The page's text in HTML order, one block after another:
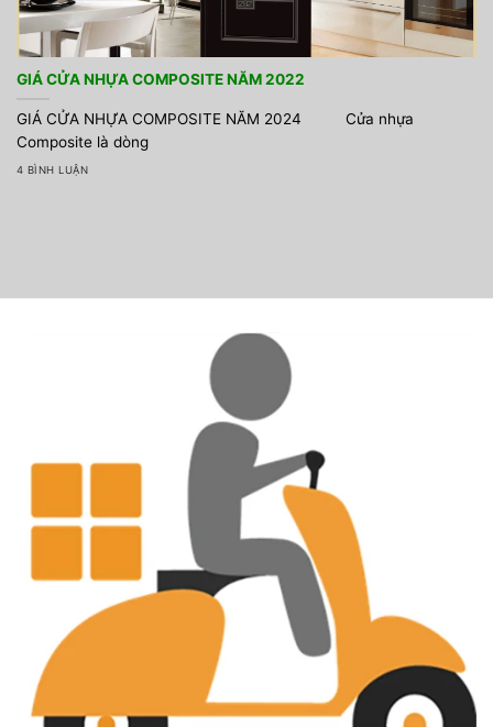
GIÁ CỬA NHỰA COMPOSITE NĂM 2022
GIÁ CỬA NHỰA COMPOSITE NĂM 2024 Cửa nhựa
Composite là dòng
4 BÌNH LUẬN